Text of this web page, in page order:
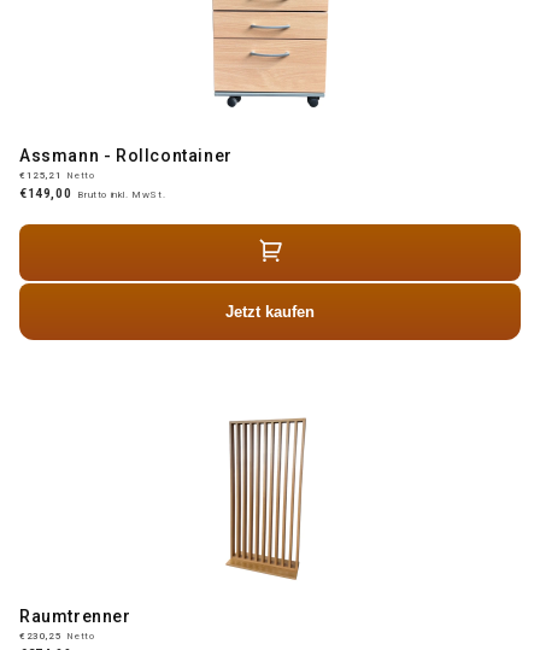
Assmann - Rollcontainer
€125,21 Netto
€149,00 Brutto inkl. MwSt.
Jetzt kaufen
Raumtrenner
€230,25 Netto